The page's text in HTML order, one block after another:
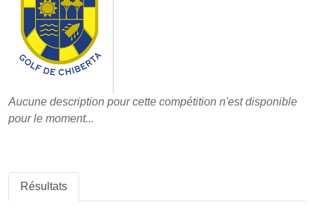
Aucune description pour cette compétition n'est disponible
pour le moment...
Résultats